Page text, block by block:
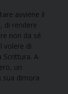
avviene il
di rendere
non da sé
volere di
Scrittura. A
un
sua dimora